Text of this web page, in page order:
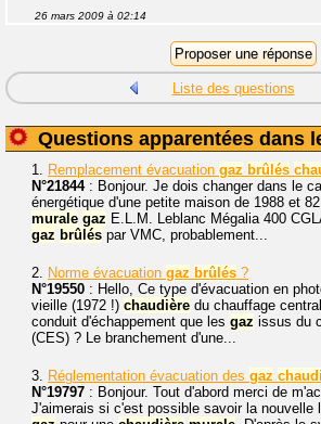
26 mars 2009 à 02:14
Liste des questions
Questions apparentées dans
1. Remplacement évacuation gaz brûlés
N°21844: Bonjour. Je dois changer dans le
énergétique d'une petite maison de 1988 et
murale gaz E.L.M. Leblanc Mégalia 400
gaz brûlés par VMC, probablement...
2. Norme évacuation gaz brûlés ?
N°19550 : Hello, Ce type d'évacuation en
vieille (1972 !) chaudière du chauffage
conduit d'échappement que les gaz issus du
(CES) ? Le branchement d'une...
3. Réglementation évacuation des gaz
N°19797 : Bonjour. Tout d'abord merci de
J'aimerais si c'est possible savoir la nouvelle